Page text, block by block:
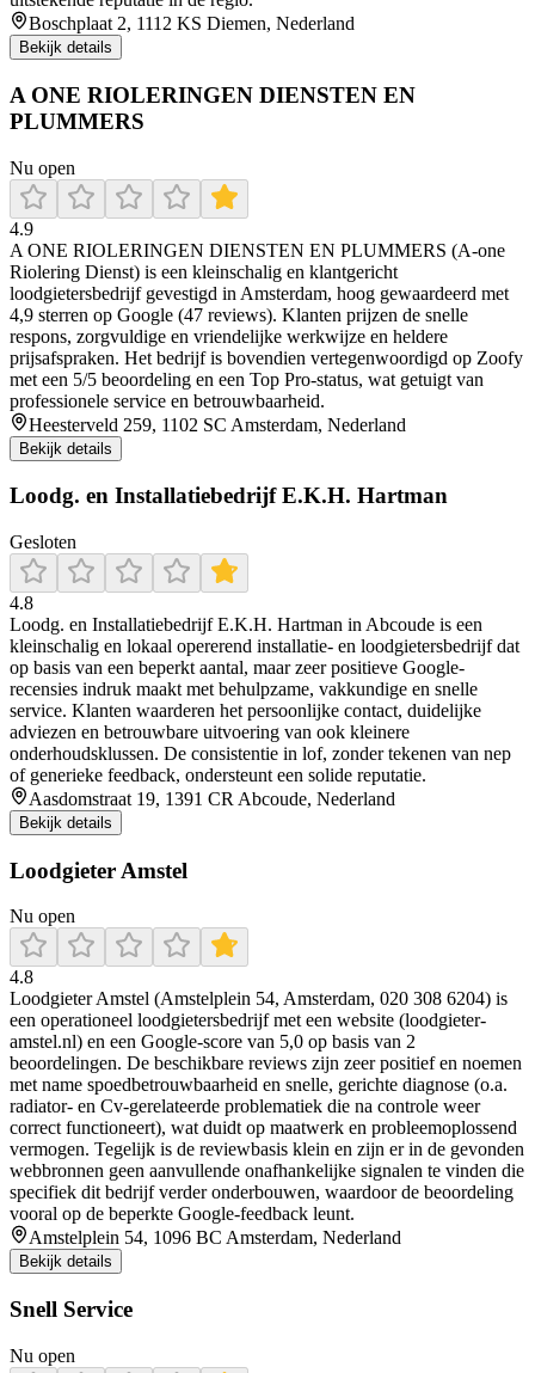
Boschplaat 2, 1112 KS Diemen, Nederland
Bekijk details
A ONE RIOLERINGEN DIENSTEN EN
PLUMMERS
Nu open
4.9
A ONE RIOLERINGEN DIENSTEN EN PLUMMERS (A‑one
Riolering Dienst) is een kleinschalig en klantgericht
loodgietersbedrijf gevestigd in Amsterdam, hoog gewaardeerd met
4,9 sterren op Google (47 reviews). Klanten prijzen de snelle
respons, zorgvuldige en vriendelijke werkwijze en heldere
prijsafspraken. Het bedrijf is bovendien vertegenwoordigd op Zoofy
met een 5/5 beoordeling en een Top Pro-status, wat getuigt van
professionele service en betrouwbaarheid.
Heesterveld 259, 1102 SC Amsterdam, Nederland
Bekijk details
Loodg. en Installatiebedrijf E.K.H. Hartman
Gesloten
4.8
Loodg. en Installatiebedrijf E.K.H. Hartman in Abcoude is een
kleinschalig en lokaal opererend installatie- en loodgietersbedrijf dat
op basis van een beperkt aantal, maar zeer positieve Google-
recensies indruk maakt met behulpzame, vakkundige en snelle
service. Klanten waarderen het persoonlijke contact, duidelijke
adviezen en betrouwbare uitvoering van ook kleinere
onderhoudsklussen. De consistentie in lof, zonder tekenen van nep
of generieke feedback, ondersteunt een solide reputatie.
Aasdomstraat 19, 1391 CR Abcoude, Nederland
Bekijk details
Loodgieter Amstel
Nu open
4.8
Loodgieter Amstel (Amstelplein 54, Amsterdam, 020 308 6204) is
een operationeel loodgietersbedrijf met een website (loodgieter-
amstel.nl) en een Google-score van 5,0 op basis van 2
beoordelingen. De beschikbare reviews zijn zeer positief en noemen
met name spoedbetrouwbaarheid en snelle, gerichte diagnose (o.a.
radiator- en Cv-gerelateerde problematiek die na controle weer
correct functioneert), wat duidt op maatwerk en probleemoplossend
vermogen. Tegelijk is de reviewbasis klein en zijn er in de gevonden
webbronnen geen aanvullende onafhankelijke signalen te vinden die
specifiek dit bedrijf verder onderbouwen, waardoor de beoordeling
vooral op de beperkte Google-feedback leunt.
Amstelplein 54, 1096 BC Amsterdam, Nederland
Bekijk details
Snell Service
Nu open